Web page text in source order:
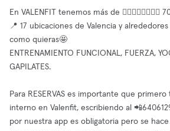
En VALENFIT tenemos más de 🏋🏻‍♀️🤸🏽‍♂️🧘🏼
📍 17 ubicaciones de Valencia y
como quieras🤩
ENTRENAMIENTO FUNCIONAL, FUERZA,
GAPILATES.
Para RESERVAS es importante que
interno en Valenfit, escribiendo al
por nuestra app es obligatoria pero se